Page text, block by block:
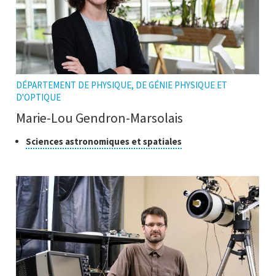
DÉPARTEMENT DE PHYSIQUE, DE GÉNIE PHYSIQUE ET
D'OPTIQUE
Marie-Lou Gendron-Marsolais
Classe
Sciences astronomiques et spatialesCliquer
pour
l'infobulle